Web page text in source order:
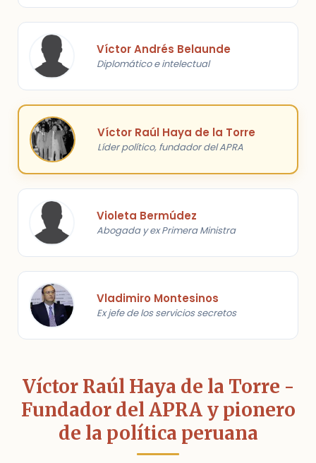
Víctor Andrés Belaunde
Diplomático e intelectual
Víctor Raúl Haya de la Torre
Líder político, fundador del APRA
Violeta Bermúdez
Abogada y ex Primera Ministra
Vladimiro Montesinos
Ex jefe de los servicios secretos
Víctor Raúl Haya de la Torre -
Fundador del APRA y pionero
de la política peruana